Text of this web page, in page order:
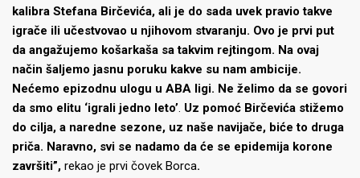
kalibra Stefana Birčevića, ali je do sada uvek pravio takve
igrače ili učestvovao u njihovom stvaranju. Ovo je prvi put
da angažujemo košarkaša sa takvim rejtingom. Na ovaj
način šaljemo jasnu poruku kakve su nam ambicije.
Nećemo epizodnu ulogu u ABA ligi. Ne želimo da se govori
da smo elitu ‘igrali jedno leto’ Uz pomoć Birčevića stižemo
do cilja, a naredne sezone, uz naše navijače, biće to druga
priča. Naravno, svi se nadamo da će se epidemija korone
završiti”, rekao je prvi čovek Borca.